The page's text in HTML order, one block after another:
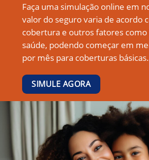
Faça uma simulação online em
valor do seguro varia de acordo
cobertura e outros fatores como
saúde, podendo começar em
por mês para coberturas básicas.
SIMULE AGORA